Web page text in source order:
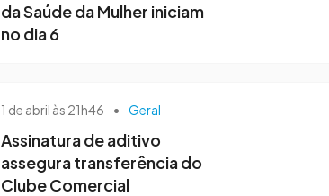
da Saúde da Mulher iniciam
no dia 6
1 de abril às 21h46 • Geral
Assinatura de aditivo
assegura transferência do
Clube Comercial